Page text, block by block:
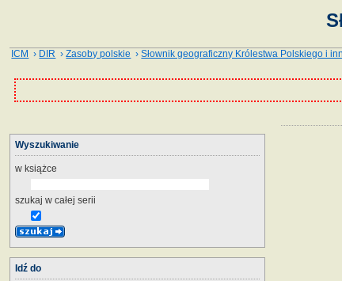
ICM › DIR ›Zasoby polskie ›Słownik geograficzny Królestwa Polskiego i
Wyszukiwanie
w książce
szukaj w całej serii
Idź do